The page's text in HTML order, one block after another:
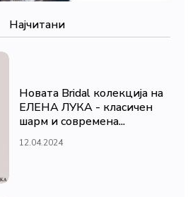
Најчитани
Новата Bridal колекција на
ЕЛЕНА ЛУКА - класичен
шарм и современа...
12.04.2024